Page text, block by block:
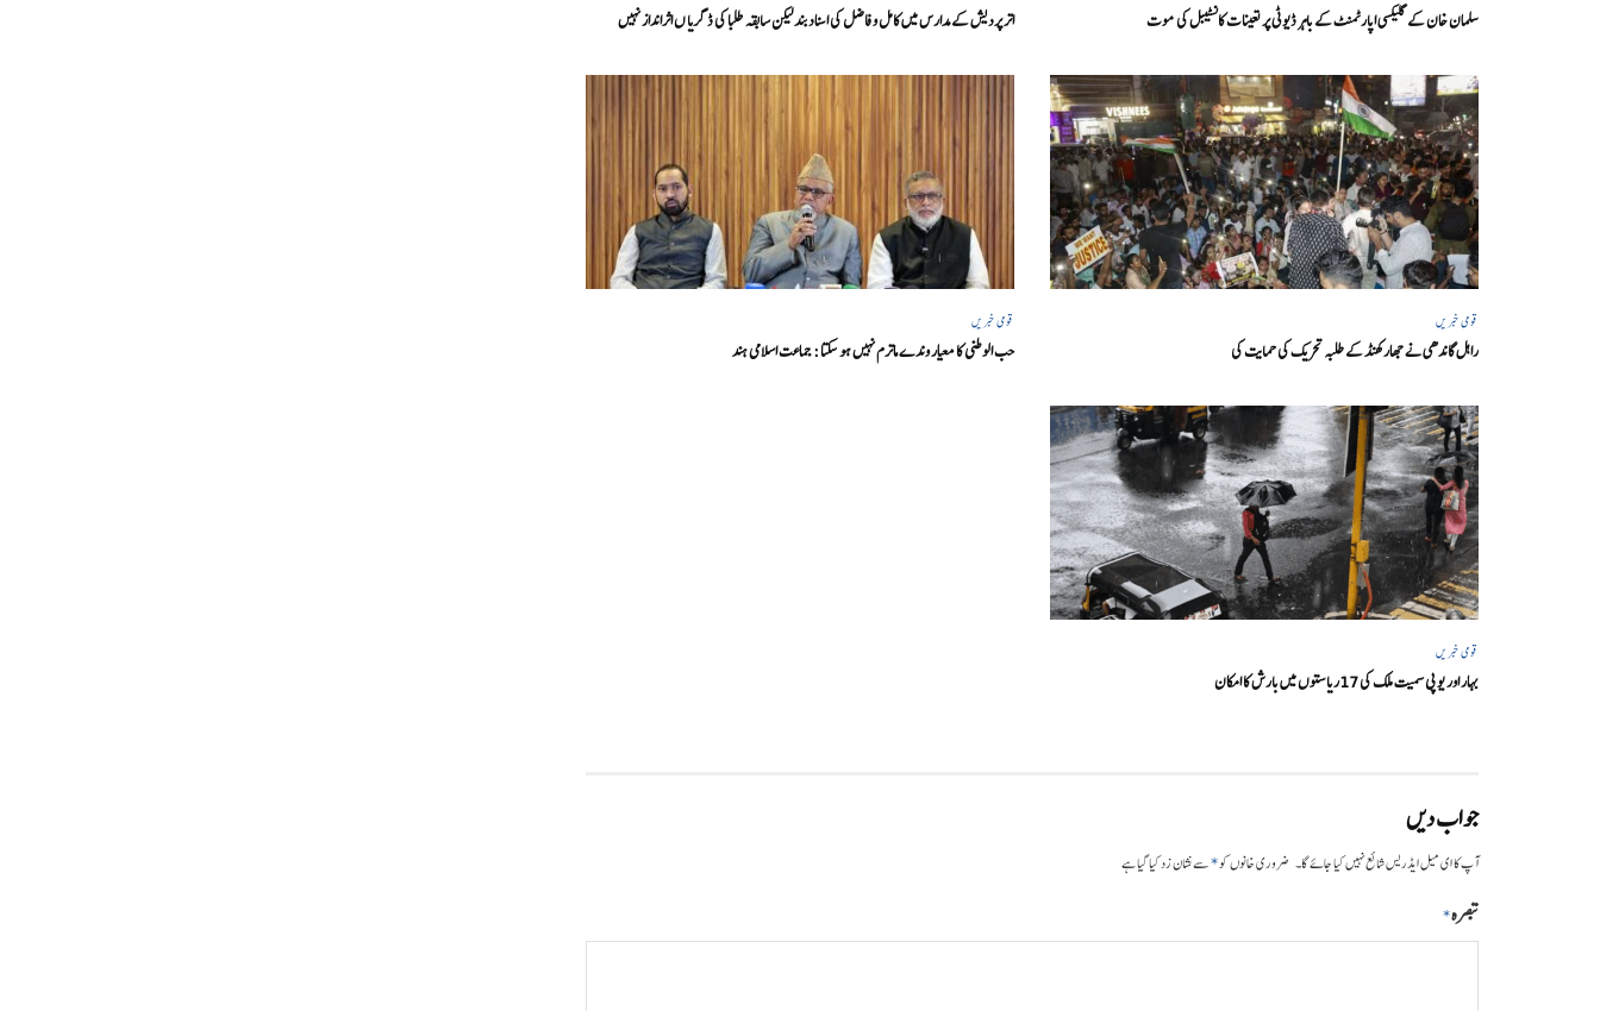
سلمان خان کے گلیکسی اپارٹمنٹ کے باہر ڈیوٹی پر تعینات کانسٹیبل کی موت اتر پردیش کےمدارس میں کامل و فاضل کی اسناد بند لیکن سابقہ طلبا کی ڈگریا ں اثرانداز نہیں
قومی خبریں
راہل گاندھی نے جھارکھنڈ کے طلبہ تحریک کی حمایت کی
قومی خبریں
حب الوطنی کا معیار وندے ماترم نہیں ہو سکتا : جماعت اسلامی ہند
قومی خبریں
بہار اور یو پی سمیت ملک کی 17ریاستوں میں بارش کا امکان
جواب دیں
آپ کا ای میل ایڈریس شائع نہیں کیا جائے گا۔ ضروری خانوں کو*سے نشان زد کیا گیا ہے
تبصرہ*